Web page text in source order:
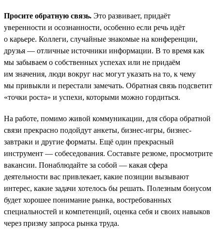
Просите обратную связь. Это развивает, придаёт
уверенности и осознанности, особенно если речь идёт
о карьере. Коллеги, случайные знакомые на конференции,
друзья — отличные источники информации. В то время как
мы забываем о собственных успехах или не придаём
им значения, люди вокруг нас могут указать на то, к чему
мы привыкли и перестали замечать. Обратная связь подсветит
«точки роста» и успехи, которыми можно гордиться.
На работе, помимо живой коммуникации, для сбора обратной
связи прекрасно подойдут анкеты, бизнес-игры, бизнес-
завтраки и другие форматы. Ещё один прекрасный
инструмент — собеседования. Составьте резюме, просмотрите
вакансии. Понаблюдайте за собой — какая сфера
деятельности вас привлекает, какие позиции вызывают
интерес, какие задачи хотелось бы решать. Полезным бонусом
будет хорошее понимание рынка, востребованных
специальностей и компетенций, оценка себя и своих навыков
через призму запроса рынка труда.